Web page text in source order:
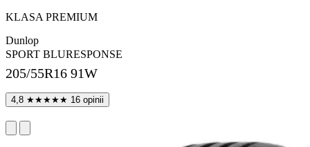
KLASA PREMIUM
Dunlop
SPORT BLURESPONSE
205/55R16 91W
4,8 ★★★★★ 16 opinii